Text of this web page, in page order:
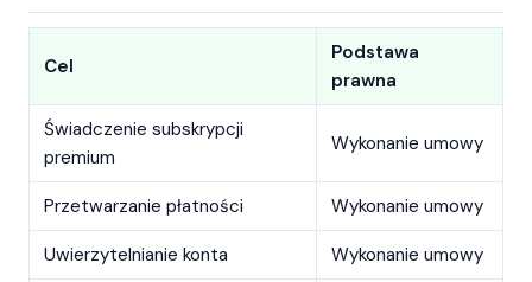
Cel
Podstawa
prawna
Świadczenie subskrypcji
premium
Wykonanie umowy
Przetwarzanie płatności Wykonanie umowy
Uwierzytelnianie konta Wykonanie umowy